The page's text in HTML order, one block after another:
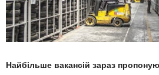
Найбільше вакансій зараз